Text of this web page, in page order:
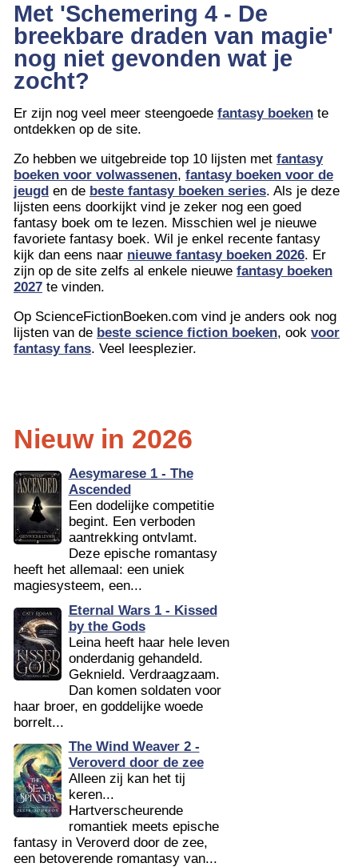
Met 'Schemering 4 - De
breekbare draden van magie'
nog niet gevonden wat je
zocht?
Er zijn nog veel meer steengoede fantasy boeken te
ontdekken op de site.
Zo hebben we uitgebreide top 10 lijsten met fantasy
boeken voor volwassenen, fantasy boeken voor de
jeugd en de beste fantasy boeken series. Als je deze
lijsten eens doorkijkt vind je zeker nog een goed
fantasy boek om te lezen. Misschien wel je nieuwe
favoriete fantasy boek. Wil je enkel recente fantasy
kijk dan eens naar nieuwe fantasy boeken 2026. Er
zijn op de site zelfs al enkele nieuwe fantasy boeken
2027 te vinden.
Op ScienceFictionBoeken.com vind je anders ook nog
lijsten van de beste science fiction boeken, ook voor
fantasy fans. Veel leesplezier.
Nieuw in 2026
Aesymarese 1 - The
Ascended
Een dodelijke competitie
begint. Een verboden
aantrekking ontvlamt.
Deze epische romantasy
heeft het allemaal: een uniek
magiesysteem, een...
Eternal Wars 1 - Kissed
by the Gods
Leina heeft haar hele leven
onderdanig gehandeld.
Geknield. Verdraagzaam.
Dan komen soldaten voor
haar broer, en goddelijke woede
borrelt...
The Wind Weaver 2 -
Veroverd door de zee
Alleen zij kan het tij
keren...
Hartverscheurende
romantiek meets epische
fantasy in Veroverd door de zee,
een betoverende romantasy van...